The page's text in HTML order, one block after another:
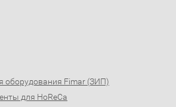
оборудования Fimar (ЗИП)
для HoReCa